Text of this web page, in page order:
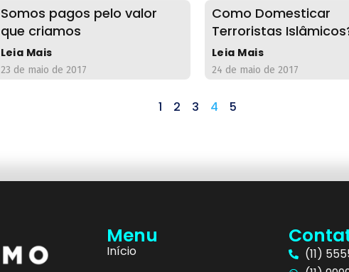
Somos pagos pelo valor
que criamos
Leia Mais
23 de maio de 2017
Como Domesticar
Terroristas
Leia Mais
24 de maio de 2017
1 2 3 4 5
Menu
Início
(11)